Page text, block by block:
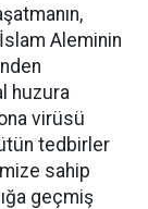
Aleminin
huzura
virüsü
tedbirler
sahip
geçmiş